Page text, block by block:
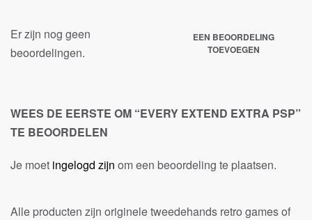
Er zijn nog geen
beoordelingen.
EEN BEOORDELING
TOEVOEGEN
WEES DE EERSTE OM “EVERY EXTEND EXTRA PSP”
TE BEOORDELEN
Je moet ingelogd zijn om een beoordeling te plaatsen.
Alle producten zijn originele tweedehands retro games of